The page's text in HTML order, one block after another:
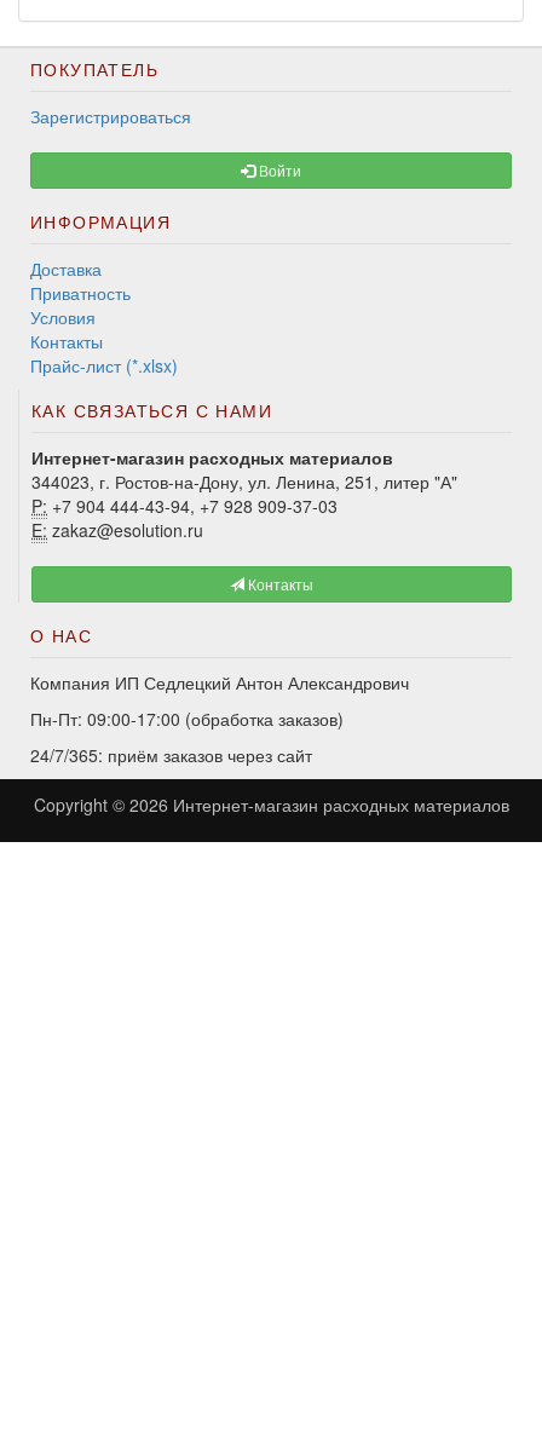
ПОКУПАТЕЛЬ
Зарегистрироваться
Войти
ИНФОРМАЦИЯ
Доставка
Приватность
Условия
Контакты
Прайс-лист (*.xlsx)
КАК СВЯЗАТЬСЯ С НАМИ
Интернет-магазин расходных материалов
344023, г. Ростов-на-Дону, ул. Ленина, 251, литер "А"
P: +7 904 444-43-94, +7 928 909-37-03
E: zakaz@esolution.ru
Контакты
О НАС
Компания ИП Седлецкий Антон Александрович
Пн-Пт: 09:00-17:00 (обработка заказов)
24/7/365: приём заказов через сайт
Copyright © 2026 Интернет-магазин расходных материалов